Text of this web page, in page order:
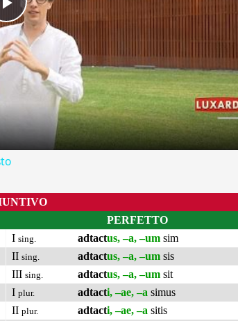
Play
Video
PERFETTO
I sing. adtactus, –a, –um sim
II sing. adtactus, –a, –um sis
III sing. adtactus, –a, –um sit
I plur. adtacti, –ae, –a simus
II plur. adtacti, –ae, –a sitis